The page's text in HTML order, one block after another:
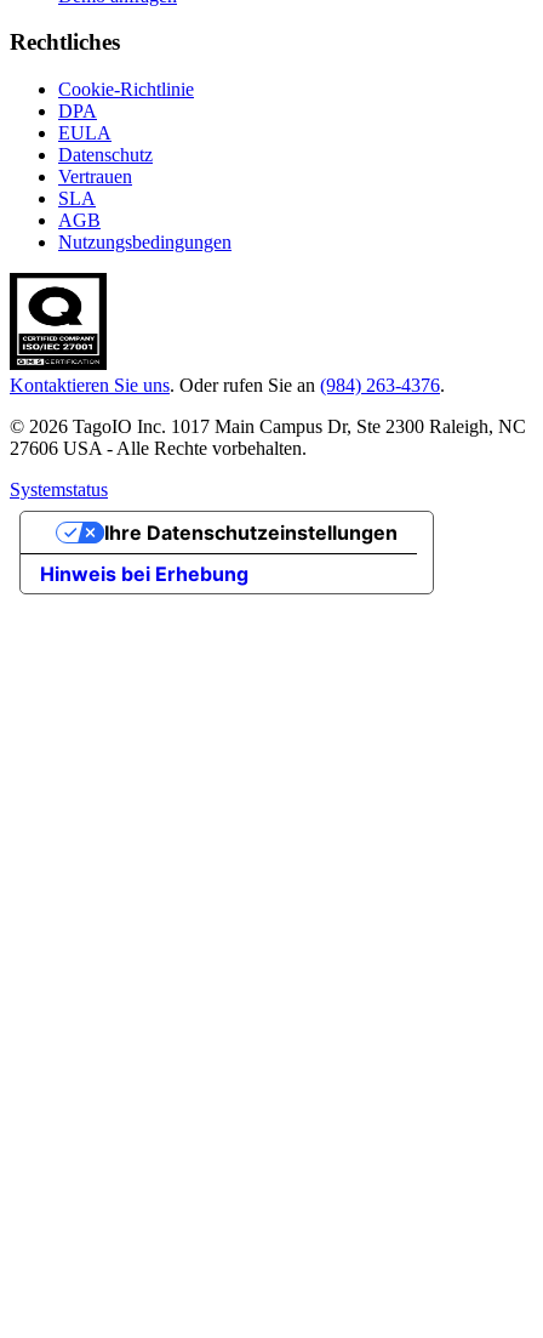
Rechtliches
Cookie-Richtlinie
DPA
EULA
Datenschutz
Vertrauen
SLA
AGB
Nutzungsbedingungen
Kontaktieren Sie uns. Oder rufen Sie an (984) 263-4376.
© 2026 TagoIO Inc. 1017 Main Campus Dr, Ste 2300 Raleigh, NC
27606 USA - Alle Rechte vorbehalten.
Systemstatus
Hinweis bei Erhebung
Ihre Datenschutzeinstellungen